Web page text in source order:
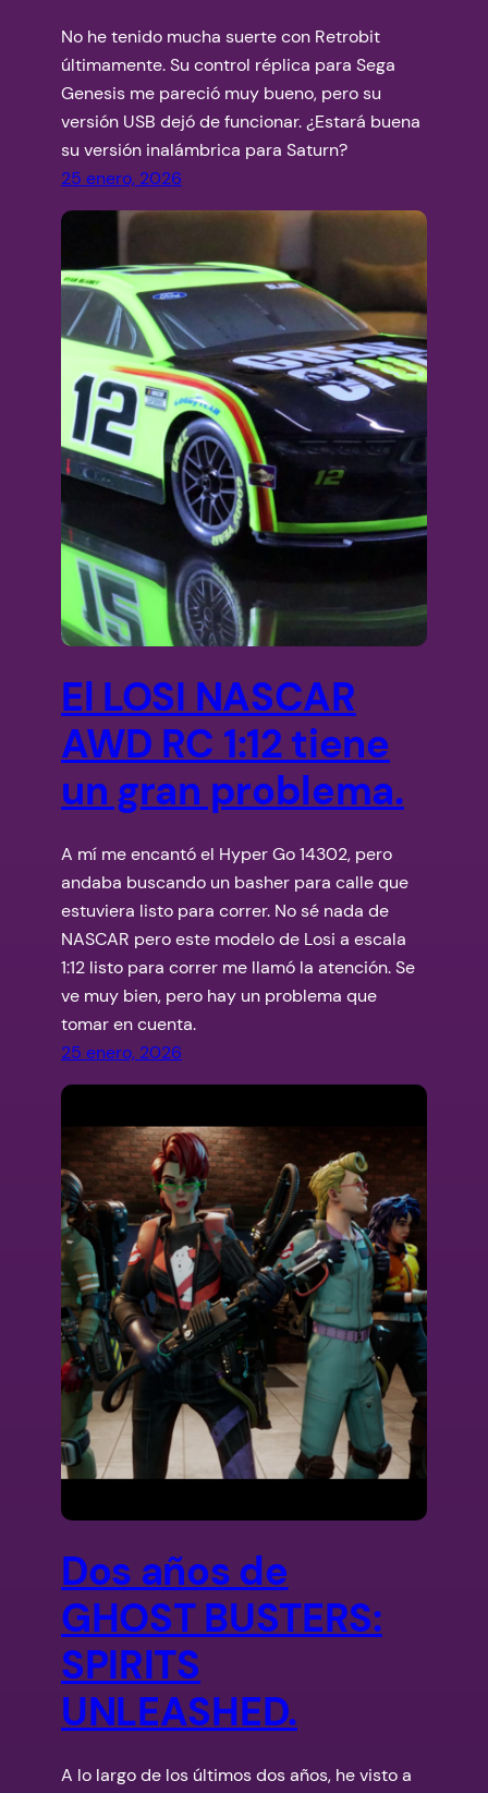
No he tenido mucha suerte con Retrobit
últimamente. Su control réplica para Sega
Genesis me pareció muy bueno, pero su
versión USB dejó de funcionar. ¿Estará buena
su versión inalámbrica para Saturn?
25 enero, 2026
El LOSI NASCAR
AWD RC 1:12 tiene
un gran problema.
A mí me encantó el Hyper Go 14302, pero
andaba buscando un basher para calle que
estuviera listo para correr. No sé nada de
NASCAR pero este modelo de Losi a escala
1:12 listo para correr me llamó la atención. Se
ve muy bien, pero hay un problema que
tomar en cuenta.
25 enero, 2026
Dos años de
GHOST BUSTERS:
SPIRITS
UNLEASHED.
A lo largo de los últimos dos años, he visto a